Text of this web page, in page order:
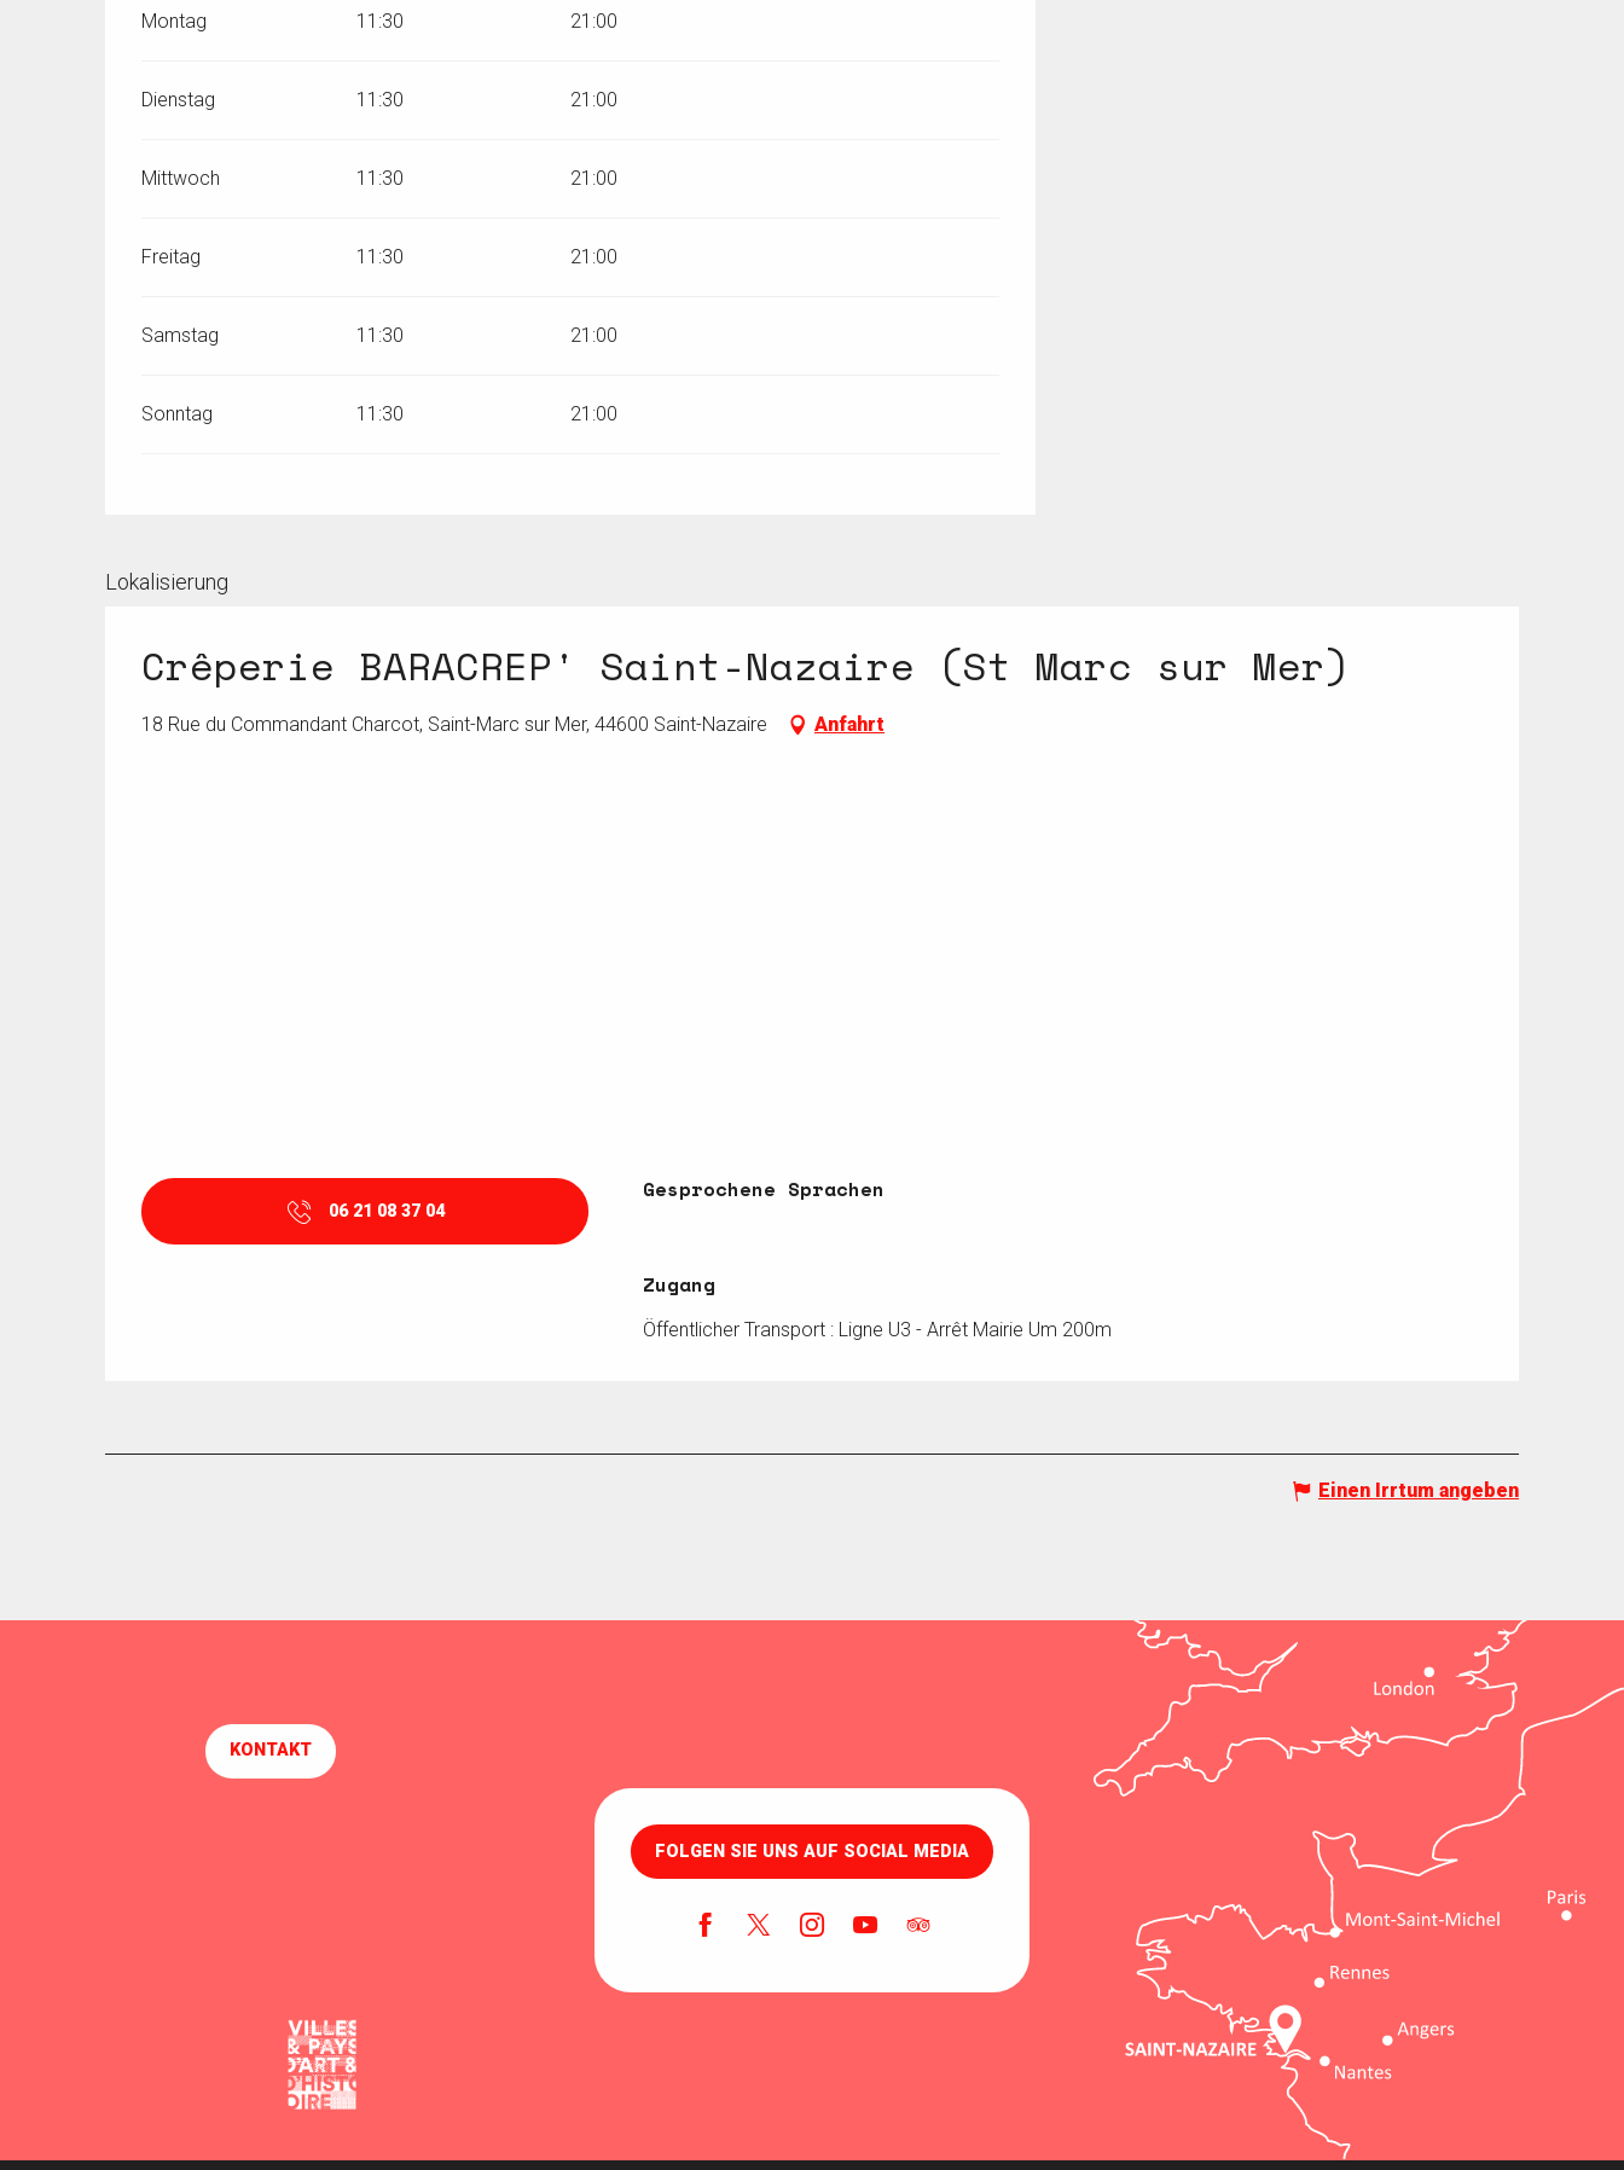
Montag 11:30 21:00
Dienstag 11:30 21:00
Mittwoch 11:30 21:00
Freitag 11:30 21:00
Samstag 11:30 21:00
Sonntag 11:30 21:00
Lokalisierung
Crêperie BARACREP' Saint-Nazaire (St Marc sur Mer)
18 Rue du Commandant Charcot, Saint-Marc sur Mer, 44600 Saint-Nazaire Anfahrt
06 21 08 37 04
Gesprochene Sprachen
Gesprochene Sprachen
Zugang
Zugang
Öffentlicher Transport : Ligne U3 - Arrêt Mairie Um 200m
Einen Irrtum angeben
KONTAKT
FOLGEN SIE UNS AUF SOCIAL MEDIA